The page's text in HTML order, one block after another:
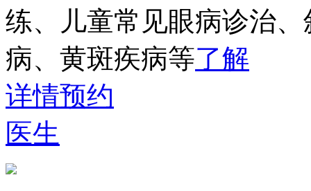
练、儿童常见眼病诊治
病、黄斑疾病等了解
详情预约
医生